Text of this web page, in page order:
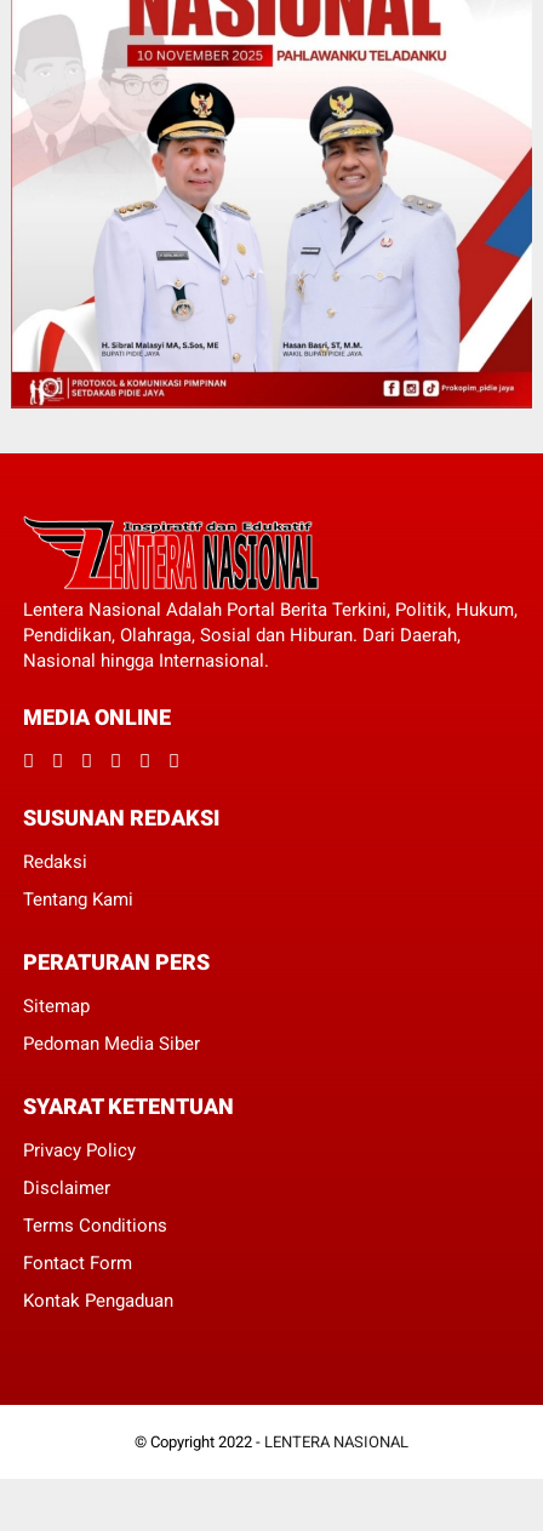
Lentera Nasional Adalah Portal Berita Terkini, Politik, Hukum,
Pendidikan, Olahraga, Sosial dan Hiburan. Dari Daerah,
Nasional hingga Internasional.
MEDIA ONLINE
SUSUNAN REDAKSI
Redaksi
Tentang Kami
PERATURAN PERS
Sitemap
Pedoman Media Siber
SYARAT KETENTUAN
Privacy Policy
Disclaimer
Terms Conditions
Fontact Form
Kontak Pengaduan
© Copyright 2022 - LENTERA NASIONAL